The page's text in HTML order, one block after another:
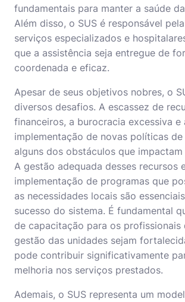
fundamentais para manter a saúde
Além disso, o SUS é responsável
serviços especializados e
que a assistência seja entregue de
coordenada e eficaz.
Apesar de seus objetivos nobres, o
diversos desafios. A escassez de
financeiros, a burocracia excessiva e
implementação de novas políticas de
alguns dos obstáculos que
A gestão adequada desses recursos
implementação de programas que
as necessidades locais são
sucesso do sistema. É fundamental
de capacitação para os profissionais
gestão das unidades sejam
pode contribuir significativamente
melhoria nos serviços prestados.
Ademais, o SUS representa um